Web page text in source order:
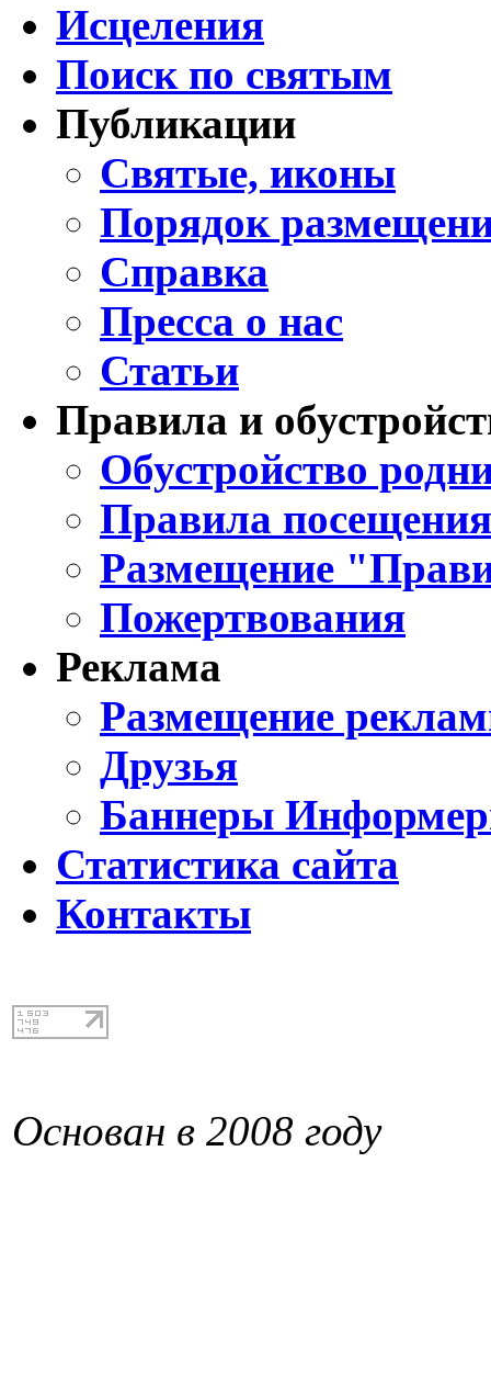
Исцеления
Поиск по святым
Публикации
Святые, иконы
Порядок
Справка
Пресса о нас
Статьи
Правила и
Обустройство
Правила
Размещение
Пожертвования
Реклама
Размещение
Друзья
Баннеры
Статистика сайта
Контакты
Основан в 2008 году